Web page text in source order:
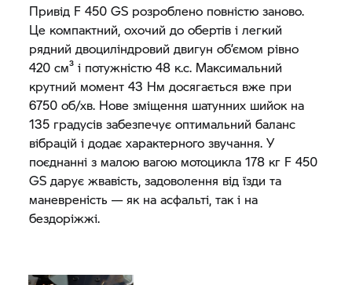
Привід F 450 GS розроблено повністю заново.
Це компактний, охочий до обертів і легкий
рядний двоциліндровий двигун об’ємом рівно
420 см³ і потужністю 48 к.с. Максимальний
крутний момент 43 Нм досягається вже при
6750 об/хв. Нове зміщення шатунних шийок на
135 градусів забезпечує оптимальний баланс
вібрацій і додає характерного звучання. У
поєднанні з малою вагою мотоцикла 178 кг F 450
GS дарує жвавість, задоволення від їзди та
маневреність — як на асфальті, так і на
бездоріжжі.